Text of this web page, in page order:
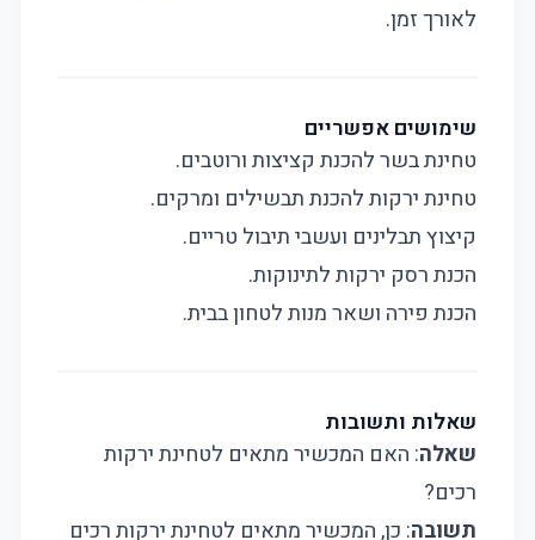
לאורך זמן.
שימושים אפשריים
טחינת בשר להכנת קציצות ורוטבים.
טחינת ירקות להכנת תבשילים ומרקים.
קיצוץ תבלינים ועשבי תיבול טריים.
הכנת רסק ירקות לתינוקות.
הכנת פירה ושאר מנות לטחון בבית.
שאלות ותשובות
שאלה: האם המכשיר מתאים לטחינת ירקות
רכים?
תשובה: כן, המכשיר מתאים לטחינת ירקות רכים